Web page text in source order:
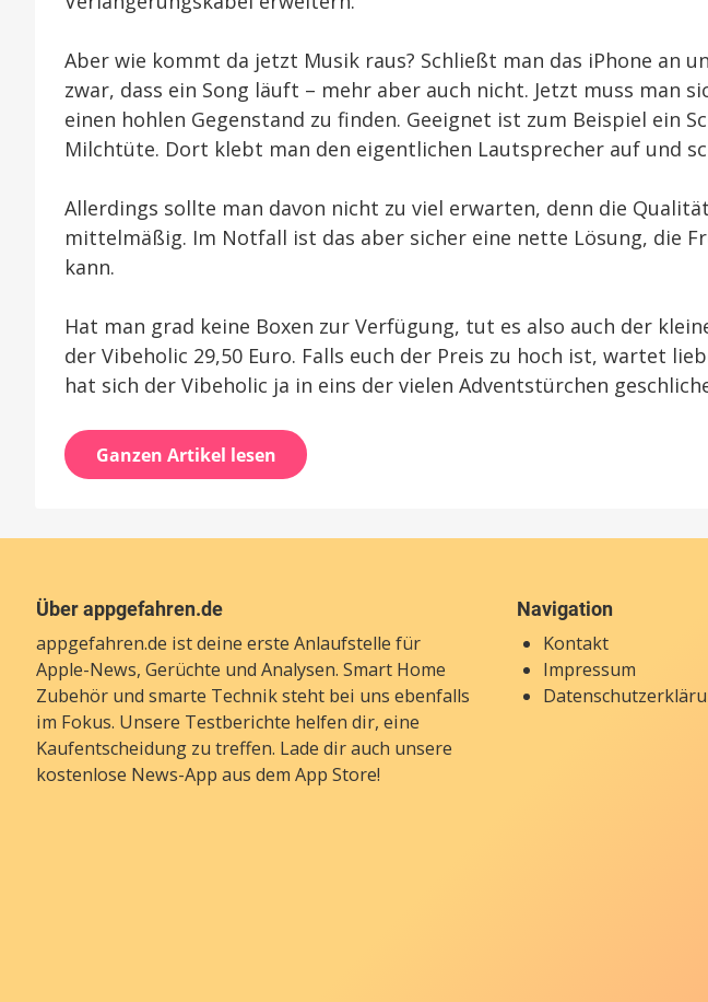
Aber wie kommt da jetzt Musik raus? Schließt man das iPhone an
zwar, dass ein Song läuft – mehr aber auch nicht. Jetzt muss man
einen hohlen Gegenstand zu finden. Geeignet ist zum Beispiel ein
Milchtüte. Dort klebt man den eigentlichen Lautsprecher auf und
Allerdings sollte man davon nicht zu viel erwarten, denn die
mittelmäßig. Im Notfall ist das aber sicher eine nette Lösung, die
kann.
Hat man grad keine Boxen zur Verfügung, tut es also auch der
der Vibeholic 29,50 Euro. Falls euch der Preis zu hoch ist, wartet
hat sich der Vibeholic ja in eins der vielen Adventstürchen
Ganzen Artikel lesen
Über appgefahren.de
appgefahren.de ist deine erste Anlaufstelle für
Apple-News, Gerüchte und Analysen. Smart Home
Zubehör und smarte Technik steht bei uns ebenfalls
im Fokus. Unsere Testberichte helfen dir, eine
Kaufentscheidung zu treffen. Lade dir auch unsere
kostenlose News-App aus dem App Store!
Navigation
Kontakt
Impressum